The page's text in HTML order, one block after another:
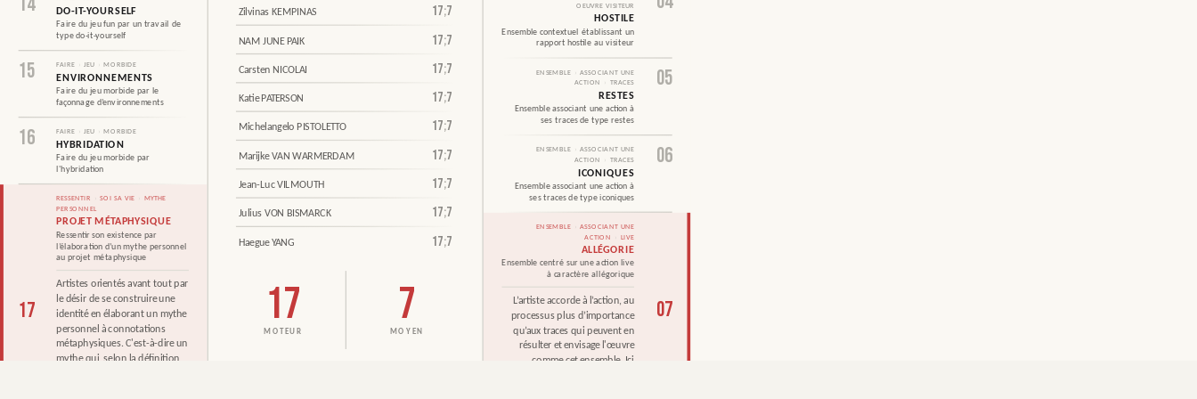
DO-IT-YOURSELF
Faire du jeu fun par un travail de
type do-it-yourself
15 FAIRE JEU MORBIDE
ENVIRONNEMENTS
Faire du jeu morbide par le
façonnage d’environnements
16 FAIRE JEU MORBIDE
HYBRIDATION
Faire du jeu morbide par
l'hybridation
17
RESSENTIR SOI SA VIE MYTHE
PERSONNEL
PROJET MÉTAPHYSIQUE
Ressentir son existence par
l’élaboration d’un mythe personnel
au projet métaphysique
Artistes orientés avant tout par
le désir de se construire une
identité en élaborant un mythe
personnel à connotations
métaphysiques. C'est-à-dire un
mythe qui, selon la définition
Zilvinas KEMPINAS 17;7
NAM JUNE PAIK 17;7
Carsten NICOLAI 17;7
Katie PATERSON 17;7
Michelangelo PISTOLETTO 17;7
Marijke VAN WARMERDAM 17;7
Jean-Luc VILMOUTH 17;7
Julius VON BISMARCK 17;7
Haegue YANG 17;7
17 7
OEUVRE VISITEUR
HOSTILE
Ensemble contextuel établissant un
rapport hostile au visiteur
05
ENSEMBLE
ASSOCIANT UNE
ACTION
TRACES
RESTES
Ensemble associant une action à
ses traces de type restes
06
ENSEMBLE
ASSOCIANT UNE
ACTION
TRACES
ICONIQUES
Ensemble associant une action à
ses traces de type iconiques
07
ENSEMBLE ASSOCIANT UNE
ACTION LIVE
ALLÉGORIE
Ensemble centré sur une action live
à caractère allégorique
L’artiste accorde à l’action, au
processus plus d’importance
qu’aux traces qui peuvent en
résulter et envisage l'œuvre
comme cet ensemble. Ici
POSITION DE PAWEL ALTHAMER — 17;7